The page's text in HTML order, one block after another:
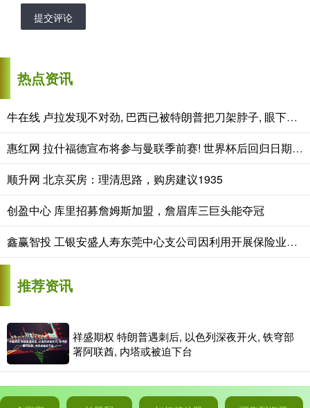
提交评论
热点资讯
牛在线 卢拉发现不对劲, 巴西已被特朗普把刀架脖子, 眼下只有中国能救命
惠红网 拉什福德宣布将参与曼联季前赛! 世界杯后回归日期已定, 恐拖至压哨转会
顺升网 北京买房：理清思路，购房建议1935
创盈中心 库里招募詹姆斯加盟，詹眉库三巨头能夺冠
鑫赢智投 工银安盛人寿东莞中心支公司因利用开展保险业务为其他机构牟取不正当利益被罚款11万
推荐资讯
祥盛期权 特朗普遇刺后, 以色列深夜开火, 铁穹部
署阿联酋, 内塔或被迫下台